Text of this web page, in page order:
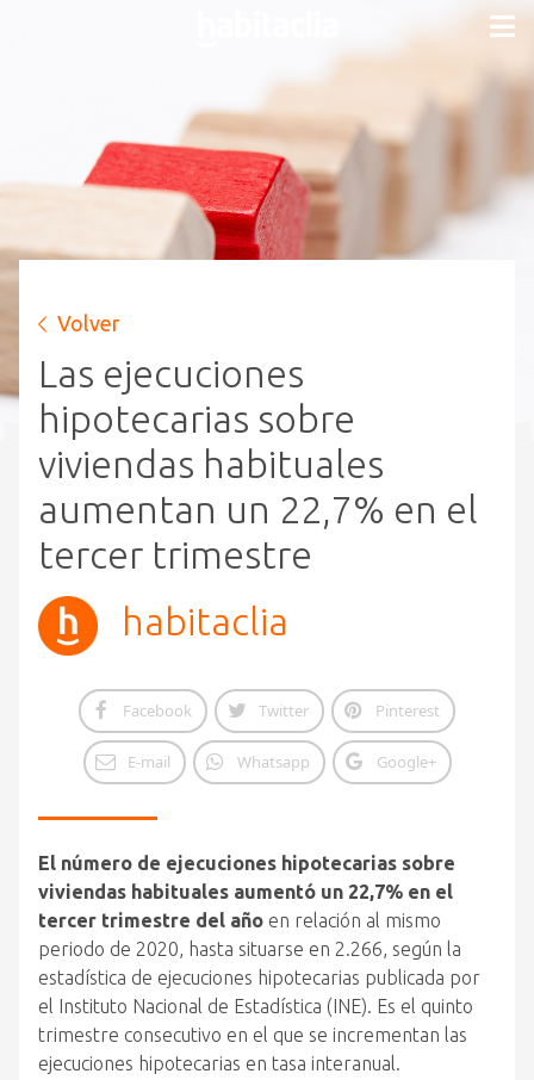
Volver
Las ejecuciones
hipotecarias sobre
viviendas habituales
aumentan un 22,7% en el
tercer trimestre
habitaclia
Facebook Twitter Pinterest
E-mail Whatsapp Google+
El número de ejecuciones hipotecarias sobre
viviendas habituales aumentó un 22,7% en el
tercer trimestre del año en relación al mismo
periodo de 2020, hasta situarse en 2.266, según la
estadística de ejecuciones hipotecarias publicada por
el Instituto Nacional de Estadística (INE). Es el quinto
trimestre consecutivo en el que se incrementan las
ejecuciones hipotecarias en tasa interanual.